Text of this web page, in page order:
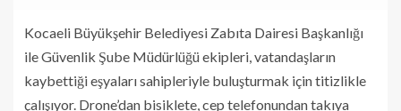
Kocaeli Büyükşehir Belediyesi Zabıta Dairesi Başkanlığı
ile Güvenlik Şube Müdürlüğü ekipleri, vatandaşların
kaybettiği eşyaları sahipleriyle buluşturmak için titizlikle
çalışıyor. Drone’dan bisiklete, cep telefonundan takıya